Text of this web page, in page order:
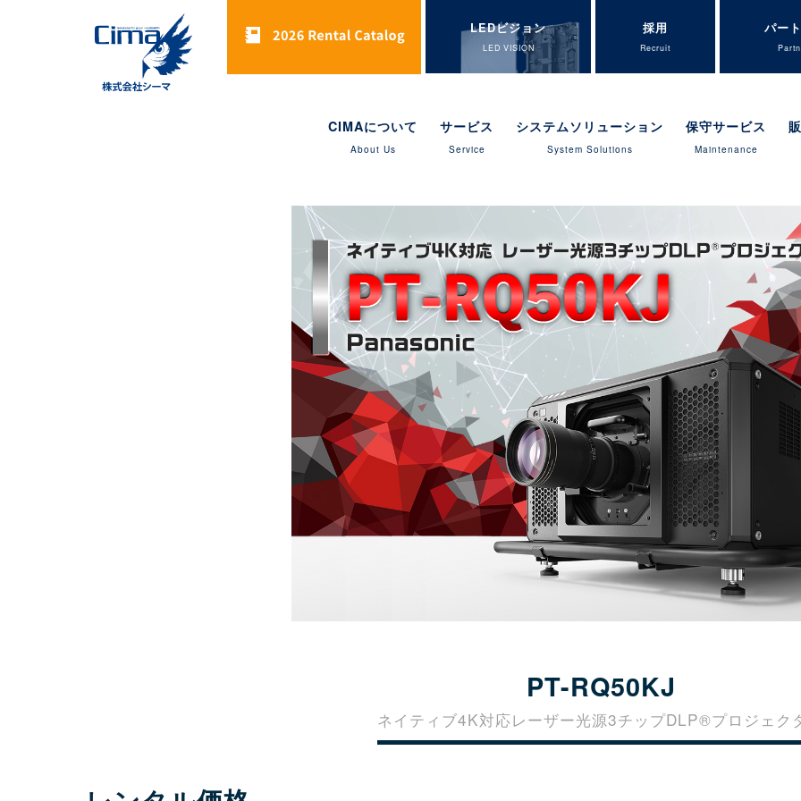
LEDビジョン
LED VISION
採用
Recruit
パー
CIMAについて
About Us
サービス
Service
システムソリューション
System Solutions
保守サービス
Maintenance
PT-RQ50KJ
ネイティブ4K対応レーザー光源3チップDLP®プロジェク